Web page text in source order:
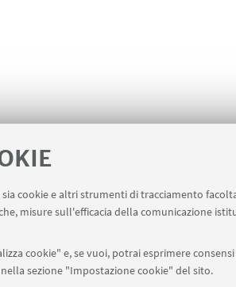
cookie e altri strumenti di tracciamento
misure sull'efficacia della comunicazione
cookie" e, se vuoi, potrai esprimere
sezione "Impostazione cookie" del sito.